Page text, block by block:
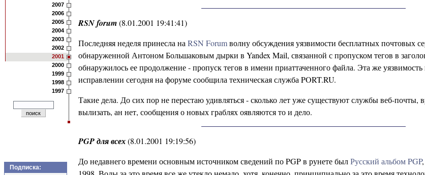
2007
2006
2005
2004
2003
2002
2001
2000
1999
1998
1997
Подписка:
RSN forum(8.01.2001 19:41:41)
Последняя неделя принесла наRSN Forumволну обсуждения уязвимости бесплатных почтовых
обнаруженной Антоном Большаковым дырки в Yandex Mail, связанной с пропуском тегов в
обнаружилось ее продолжение - пропуск тегов в имени приаттаченного файла. Эта же
исправлении сегодня на форуме сообщила техническая служба PORT.RU.
Такие дела. До сих пор не перестаю удивляться - сколько лет уже существуют службы веб-почты,
вылизать, ан нет, сообщения о новых граблях оявляются то и дело.
PGP для всех(8.01.2001 19:19:56)
До недавнего времени основным источником сведений по PGP в рунете былРусский альбом PGP